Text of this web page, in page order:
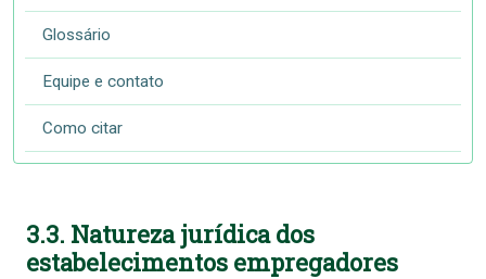
Glossário
Equipe e contato
Como citar
3.3. Natureza jurídica dos
estabelecimentos empregadores